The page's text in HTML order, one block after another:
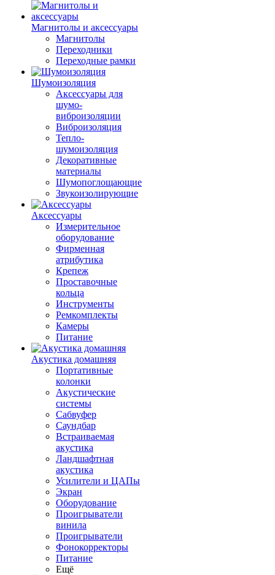
Магнитолы и аксессуары
Магнитолы
Переходники
Переходные рамки
Шумоизоляция
Аксессуары для
шумо-
виброизоляции
Виброизоляция
Тепло-
шумоизоляция
Декоративные
материалы
Шумопоглощающие
Звукоизолирующие
Аксессуары
Измерительное
оборудование
Фирменная
атрибутика
Крепеж
Проставочные
кольца
Инструменты
Ремкомплекты
Камеры
Питание
Акустика домашняя
Портативные
колонки
Акустические
системы
Сабвуфер
Саундбар
Встраиваемая
акустика
Ландшафтная
акустика
Усилители и ЦАПы
Экран
Оборудование
Проигрыватели
винила
Проигрыватели
Фонокорректоры
Питание
Ещё